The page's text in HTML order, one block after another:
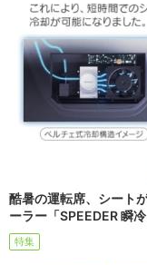
酷暑の運転席、シート
ーラー「SPEEDER 瞬
特集